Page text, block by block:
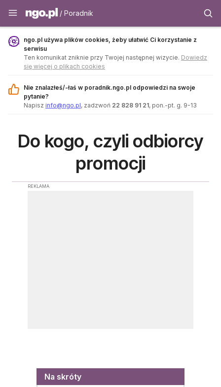
Poradnik - ngo.pl
/ Poradnik
ngo.pl używa plików cookies, żeby ułatwić Ci korzystanie z
serwisu
Ten komunikat zniknie przy Twojej następnej wizycie. Dowiedz
się więcej o plikach cookies
Nie znalazłeś/-łaś w poradnik.ngo.pl odpowiedzi na swoje
pytanie?
Napisz info@ngo.pl, zadzwoń 22 828 91 21, pon.-pt. g. 9-13
Do kogo, czyli odbiorcy
promocji
REKLAMA
Menu
Na skróty